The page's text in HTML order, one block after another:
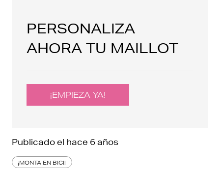
PERSONALIZA
AHORA TU MAILLOT
¡EMPIEZA YA!
Publicado el hace 6 años
¡MONTA EN BICI!